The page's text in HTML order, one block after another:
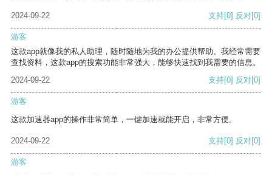
2024-09-22 支持[0] 反对[0]
游客
这款app就像我的私人助理，随时随地为我的办公提供帮助。我经常需要
查找资料，这款app的搜索功能非常强大，能够快速找到我需要的信息。
2024-09-22
支持[0] 反对[0]
游客
这款加速器app的操作非常简单，一键加速就能开启，非常方便。
2024-09-22 支持[0] 反对[0]
游客